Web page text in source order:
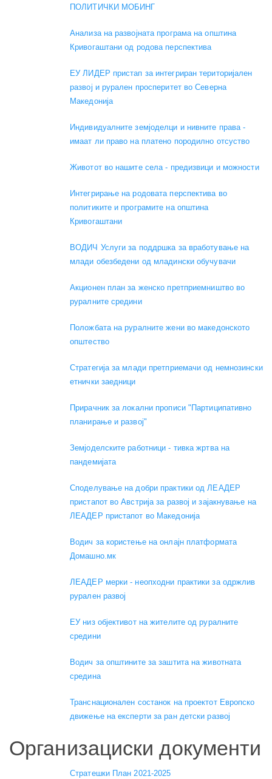
ПОЛИТИЧКИ МОБИНГ
Анализа на развојната програма на општина
Кривогаштани од родова перспектива
ЕУ ЛИДЕР пристап за интегриран територијален
развој и рурален просперитет во Северна
Македонија
Индивидуалните земјоделци и нивните права -
имаат ли право на платено породилно отсуство
Животот во нашите села - предизвици и можности
Интегрирање на родовата перспектива во
политиките и програмите на општина
Кривогаштани
ВОДИЧ Услуги за поддршка за вработување на
млади обезбедени од младински обучувачи
Акционен план за женско претприемништво во
руралните средини
Положбата на руралните жени во македонското
општество
Стратегија за млади претприемачи од немнозински
етнички заедници
Прирачник за локални прописи "Партиципативно
планирање и развој"
Земјоделските работници - тивка жртва на
пандемијата
Споделување на добри практики од ЛЕАДЕР
пристапот во Австрија за развој и зајакнување на
ЛЕАДЕР пристапот во Македонија
Водич за користење на онлајн платформата
Домашно.мк
ЛЕАДЕР мерки - неопходни практики за одржлив
рурален развој
ЕУ низ објективот на жителите од руралните
средини
Водич за општините за заштита на животната
средина
Транснационален состанок на проектот Европско
движење на експерти за ран детски развој
Организациски документи
Стратешки План 2021-2025